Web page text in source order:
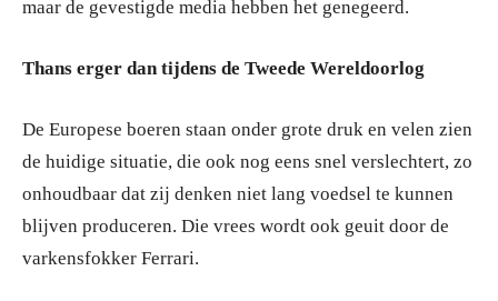
maar de gevestigde media hebben het genegeerd.
Thans erger dan tijdens de Tweede Wereldoorlog
De Europese boeren staan onder grote druk en velen zien
de huidige situatie, die ook nog eens snel verslechtert, zo
onhoudbaar dat zij denken niet lang voedsel te kunnen
blijven produceren. Die vrees wordt ook geuit door de
varkensfokker Ferrari.